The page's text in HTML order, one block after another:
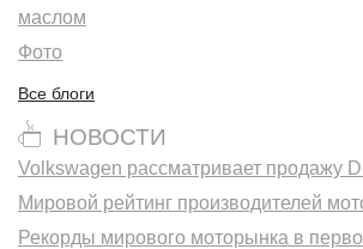
маслом
Фото
Все блоги
НОВОСТИ
Volkswagen рассматривает продажу
Мировой рейтинг производителей
Рекорды мирового моторынка в